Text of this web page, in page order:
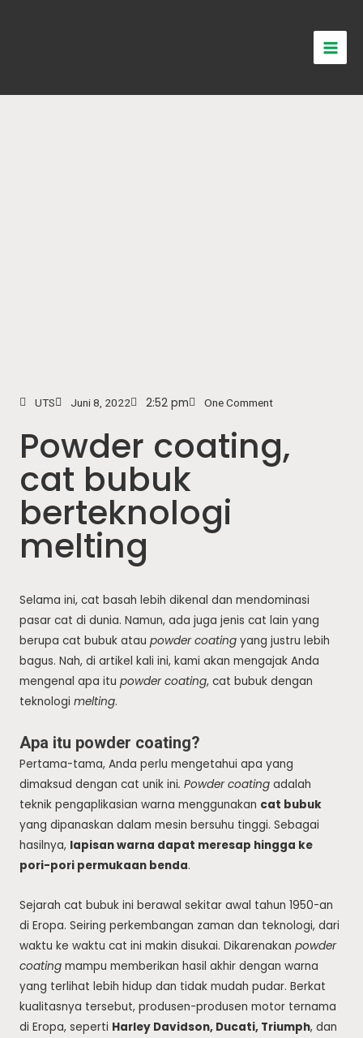
UTS Juni 8, 2022 2:52 pm One Comment
Powder coating,
cat bubuk
berteknologi
melting
Selama ini, cat basah lebih dikenal dan mendominasi
pasar cat di dunia. Namun, ada juga jenis cat lain yang
berupa cat bubuk atau powder coatingyang justru lebih
bagus. Nah, di artikel kali ini, kami akan mengajak Anda
mengenal apa itu powder coating, cat bubuk dengan
teknologi melting.
Apa itu powder coating?
Pertama-tama, Anda perlu mengetahui apa yang
dimaksud dengan cat unik ini. Powder coatingadalah
teknik pengaplikasian warna menggunakan cat bubuk
yang dipanaskan dalam mesin bersuhu tinggi. Sebagai
hasilnya, lapisan warna dapat meresap hingga ke
pori-pori permukaan benda.
Sejarah cat bubuk ini berawal sekitar awal tahun 1950-an
di Eropa. Seiring perkembangan zaman dan teknologi, dari
waktu ke waktu cat ini makin disukai. Dikarenakan powder
coatingmampu memberikan hasil akhir dengan warna
yang terlihat lebih hidup dan tidak mudah pudar. Berkat
kualitasnya tersebut, produsen-produsen motor ternama
di Eropa, seperti Harley Davidson, Ducati, Triumph, dan